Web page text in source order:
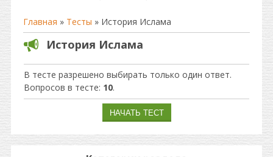
Главная » Тесты » История Ислама
История Ислама
В тесте разрешено выбирать только один ответ.
Вопросов в тесте: 10.